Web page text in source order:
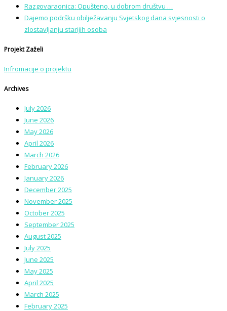
Razgovaraonica: Opušteno, u dobrom društvu …
Dajemo podršku obilježavanju Svjetskog dana svjesnosti o
zlostavljanju starijih osoba
Projekt Zaželi
Infromacije o projektu
Archives
July 2026
June 2026
May 2026
April 2026
March 2026
February 2026
January 2026
December 2025
November 2025
October 2025
September 2025
August 2025
July 2025
June 2025
May 2025
April 2025
March 2025
February 2025